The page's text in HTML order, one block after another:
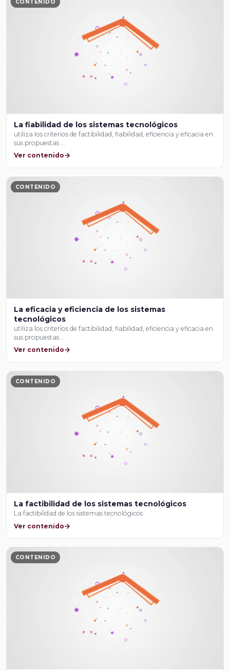
CONTENIDO
La fiabilidad de los sistemas tecnológicos
utiliza los criterios de factibilidad, fiabilidad, eficiencia y eficacia en
sus propuestas …
Ver contenido
CONTENIDO
La eficacia y eficiencia de los sistemas
tecnológicos
utiliza los criterios de factibilidad, fiabilidad, eficiencia y eficacia en
sus propuestas …
Ver contenido
CONTENIDO
La factibilidad de los sistemas tecnológicos
La factibilidad de los sistemas tecnológicos
Ver contenido
CONTENIDO